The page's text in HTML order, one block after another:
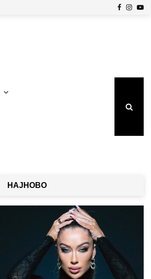
Facebook
НАЈНОВО